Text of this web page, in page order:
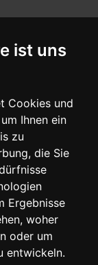
ist uns
Cookies und
Ihnen ein
zu
die Sie
Ergebnisse
woher
oder um
entwickeln.
|Kontakt
zur